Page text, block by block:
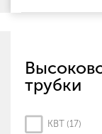
трубки
КВТ (17)